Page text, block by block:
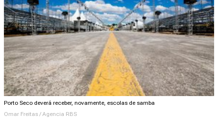
Porto Seco deverá receber, novamente, escolas de samba
Omar Freitas / Agencia RBS